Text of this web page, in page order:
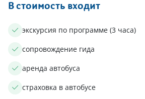
В стоимость входит
экскурсия по программе (3 часа)
сопровождение гида
аренда автобуса
страховка в автобусе